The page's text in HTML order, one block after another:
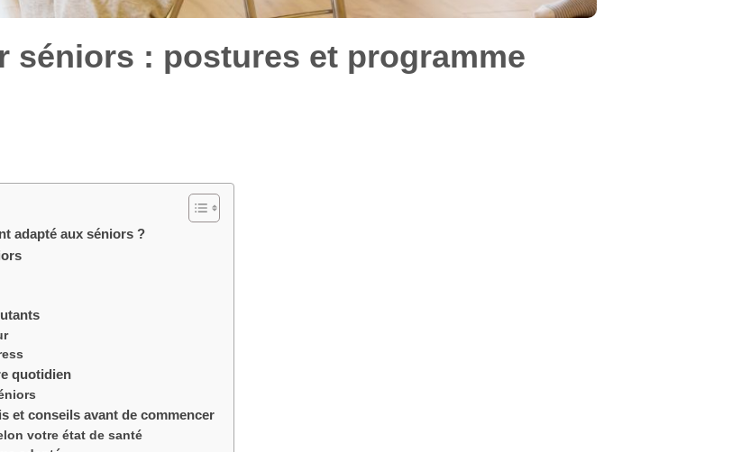
séniors : postures et programme
adapté aux séniors ?
quotidien
et conseils avant de commencer
votre état de santé